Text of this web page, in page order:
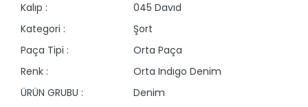
Kalıp :
045 Davıd
Kategori :
Şort
Paça Tipi :
Orta Paça
Renk :
Orta Indıgo Denim
ÜRÜN GRUBU :
Denim